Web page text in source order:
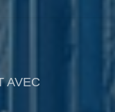
AVEC